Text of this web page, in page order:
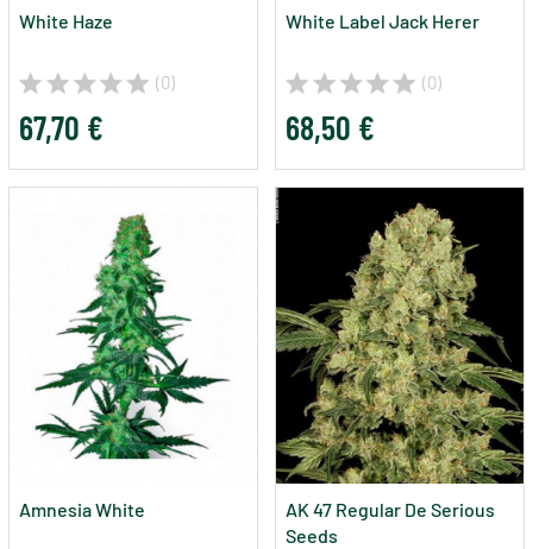
White Haze
(0)
67,70 €
White Label Jack Herer
(0)
68,50 €
Amnesia White
AK 47 Regular De Serious
Seeds